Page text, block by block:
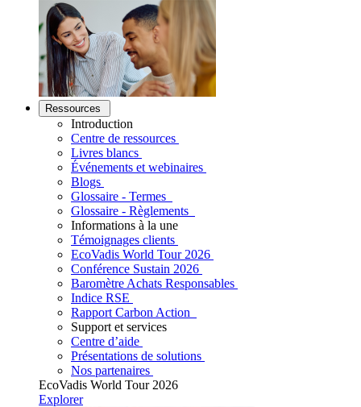
Ressources
Introduction
Centre de ressources
Livres blancs
Événements et webinaires
Blogs
Glossaire - Termes
Glossaire - Règlements
Informations à la une
Témoignages clients
EcoVadis World Tour 2026
Conférence Sustain 2026
Baromètre Achats Responsables
Indice RSE
Rapport Carbon Action
Support et services
Centre d’aide
Présentations de solutions
Nos partenaires
EcoVadis World Tour 2026
Explorer